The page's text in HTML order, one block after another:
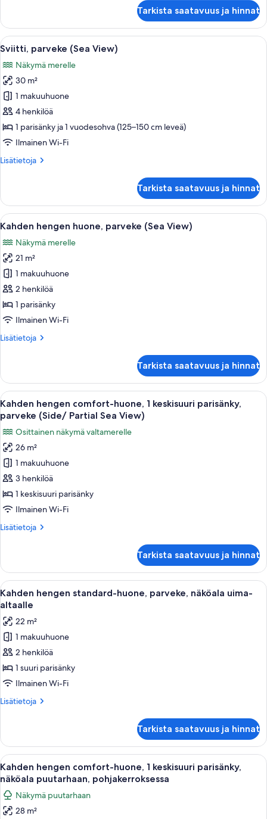
superior-
huone,
parveke
View)
Tarkista saatavuus ja hinnat
Avaa
kaikki
huonetyypin
Sviitti,
parveke
(Sea
View)
kuvat
Parvekkeella on pöytä ja tuolit, ja
20
Sviitti, parveke (Sea View)
Näkymä merelle
30 m²
1 makuuhuone
4 henkilöä
1 parisänky ja 1 vuodesohva (125–150 cm leveä)
Ilmainen Wi-Fi
Lisätietoja
Lisätietoja
(Sea
View)
Tarkista saatavuus ja hinnat
Avaa
kaikki
huonetyypin
Kahden
hengen
huone,
parveke
(Sea
kuvat
Kahden hengen huone, parveke
15
Kahden hengen huone, parveke (Sea View)
Näkymä merelle
21 m²
1 makuuhuone
2 henkilöä
1 parisänky
Ilmainen Wi-Fi
Lisätietoja
Lisätietoja
huone,
parveke
(Sea
View)
Tarkista saatavuus ja hinnat
Avaa
kaikki
huonetyypin
Kahden
hengen
comfort-
huone,
1
keskisuuri
parveke
Sea
View)
kuvat
Moderni huone, jossa on sänky,
6
Kahden hengen comfort-huone, 1 keskisuuri parisänky,
parveke (Side/ Partial Sea View)
Osittainen näkymä valtamerelle
26 m²
1 makuuhuone
3 henkilöä
1 keskisuuri parisänky
Ilmainen Wi-Fi
Lisätietoja
Lisätietoja
comfort-
huone,
1
keskisuuri
parveke
(Side/
Partial
Sea
View)
Tarkista saatavuus ja hinnat
Avaa
kaikki
huonetyypin
Kahden
hengen
standard-
huone,
parveke,
näköala
kuvat
Hotellihuone, jossa on sänky,
14
Kahden hengen standard-huone, parveke, näköala uima-
altaalle
22 m²
1 makuuhuone
2 henkilöä
1 suuri parisänky
Ilmainen Wi-Fi
Lisätietoja
Lisätietoja
standard-
huone,
parveke,
näköala
altaalle
Tarkista saatavuus ja hinnat
Avaa
kaikki
huonetyypin
Kahden
hengen
Moderni hotellihuone, jossa on
6
Kahden hengen comfort-huone, 1 keskisuuri parisänky,
näköala puutarhaan, pohjakerroksessa
Näkymä puutarhaan
28 m²